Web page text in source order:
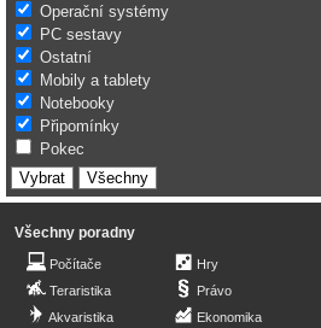
Operační systémy
PC sestavy
Ostatní
Mobily a tablety
Notebooky
Připomínky
Pokec
Všechny poradny
Počítače
Teraristika
Akvaristika
Hry
Právo
Ekonomika